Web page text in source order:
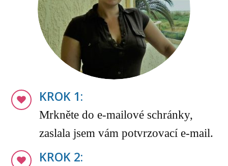
KROK 1:
Mrkněte do e-mailové schránky,
zaslala jsem vám potvrzovací e-mail.
KROK 2: